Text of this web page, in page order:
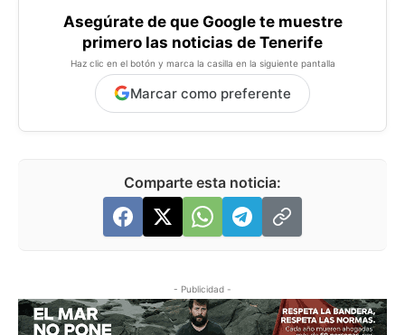
Asegúrate de que Google te muestre
primero las noticias de Tenerife
Haz clic en el botón y marca la casilla en la siguiente pantalla
Marcar como preferente
Comparte esta noticia:
- Publicidad -